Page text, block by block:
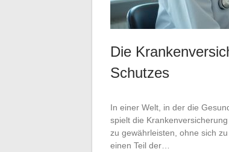
Die
Schutzes
In einer Welt, in der die
spielt die
zu gewährleisten, ohne sich
einen Teil der…